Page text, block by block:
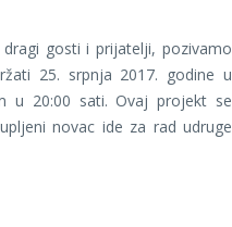
gosti i prijatelji, pozivamo
25. srpnja 2017. godine u
u 20:00 sati. Ovaj projekt se
novac ide za rad udruge